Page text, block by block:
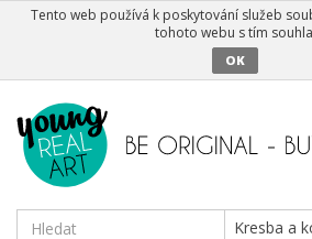
Tento web používá k poskytování služeb
tohoto webu s tím
OK
Kresba a